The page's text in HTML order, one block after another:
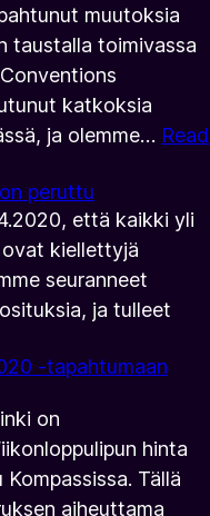
muutoksia
taustalla toimivassa
katkoksia
ja olemme… Read
peruttu
että kaikki yli
kiellettyjä
seuranneet
ja tulleet
-tapahtumaan
on
hinta
Tällä
aiheuttama